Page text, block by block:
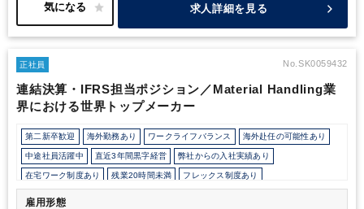
求人詳細を見る
正社員 No.SK0059432
連結決算・IFRS担当ポジション／Material Handling業
界における世界トップメーカー
第二新卒歓迎 海外勤務あり ワークライフバランス 海外赴任の可能性あり
中途社員活躍中 直近3年間黒字経営 弊社からの入社実績あり
在宅ワーク制度あり 残業20時間未満 フレックス制度あり
雇用形態